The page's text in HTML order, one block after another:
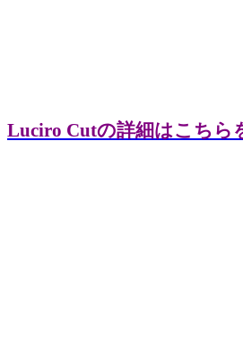
Luciro Cutの詳細はこちら